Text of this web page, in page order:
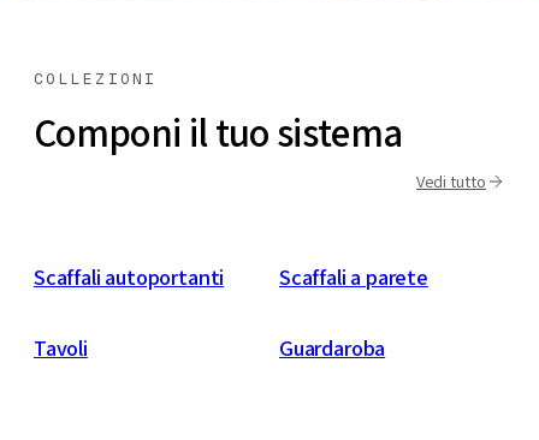
COLLEZIONI
Componi il tuo sistema
Vedi tutto
Scaffali autoportanti Scaffali a parete
Tavoli Guardaroba